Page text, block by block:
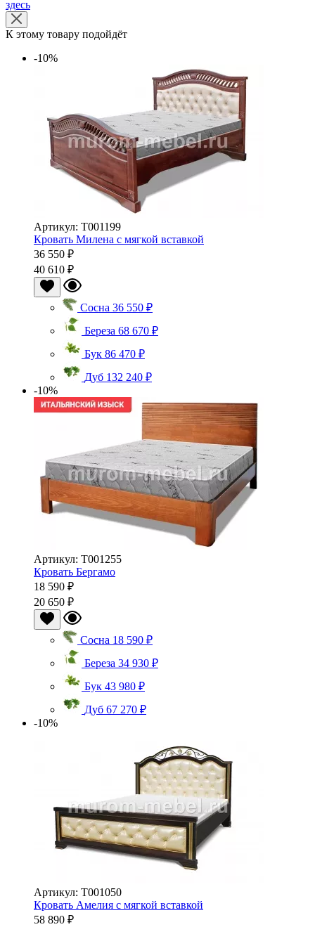
здесь
К этому товару подойдёт
-10%
Артикул: Т001199
Кровать Милена с мягкой вставкой
36 550 ₽
40 610 ₽
Сосна 36 550 ₽
Береза 68 670 ₽
Бук 86 470 ₽
Дуб 132 240 ₽
-10%
Артикул: Т001255
Кровать Бергамо
18 590 ₽
20 650 ₽
Сосна 18 590 ₽
Береза 34 930 ₽
Бук 43 980 ₽
Дуб 67 270 ₽
-10%
Артикул: Т001050
Кровать Амелия с мягкой вставкой
58 890 ₽